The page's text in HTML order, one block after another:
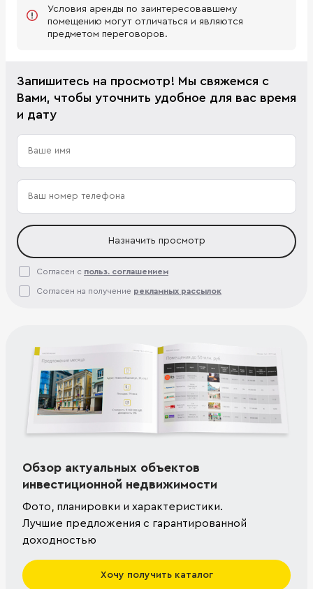
Условия аренды по заинтересовавшему
помещению могут отличаться и являются
предметом переговоров.
Запишитесь на просмотр! Мы свяжемся с
Вами, чтобы уточнить удобное для вас время
и дату
Назначить просмотр
Согласен с польз. соглашением
Согласен на получение рекламных рассылок
Обзор актуальных объектов
инвестиционной недвижимости
Фото, планировки и характеристики.
Лучшие предложения с гарантированной
доходностью
Хочу получить каталог